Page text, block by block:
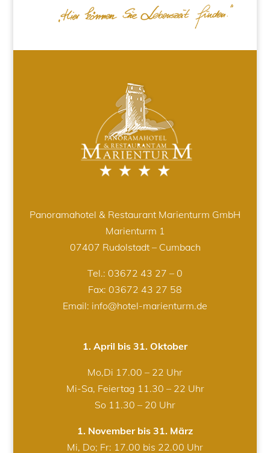
Panoramahotel & Restaurant Marienturm GmbH
Marienturm 1
07407 Rudolstadt – Cumbach
Tel.: 03672 43 27 – 0
Fax: 03672 43 27 58
Email: info@hotel-marienturm.de
1. April bis 31. Oktober
Mo,Di 17.00 – 22 Uhr
Mi-Sa, Feiertag 11.30 – 22 Uhr
So 11.30 – 20 Uhr
1. November bis 31. März
Mi, Do; Fr: 17.00 bis 22.00 Uhr